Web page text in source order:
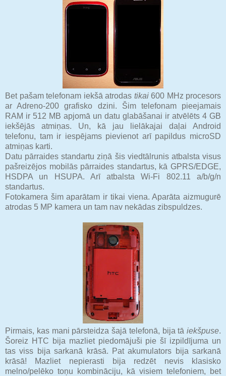
Bet pašam telefonam iekšā atrodas tikai600 MHz procesors
ar Adreno-200 grafisko dzini. Šim telefonam pieejamais
RAM ir 512 MB apjomā un datu glabāšanai ir atvēlēts 4 GB
iekšējās atmiņas. Un, kā jau lielākajai daļai Android
telefonu, tam ir iespējams pievienot arī papildus microSD
atmiņas karti.
Datu pārraides standartu ziņā šis viedtālrunis atbalsta visus
pašreizējos mobilās pārraides standartus, kā GPRS/EDGE,
HSDPA un HSUPA. Arī atbalsta Wi-Fi 802.11 a/b/g/n
standartus.
Fotokamera šim aparātam ir tikai viena. Aparāta aizmugurē
atrodas 5 MP kamera un tam nav nekādas zibspuldzes.
Pirmais, kas mani pārsteidza šajā telefonā, bija tā iekšpuse.
Šoreiz HTC bija mazliet piedomājuši pie šī izpildījuma un
tas viss bija sarkanā krāsā. Pat akumulators bija sarkanā
krāsā! Mazliet nepierasti bija redzēt nevis klasisko
melno/pelēko toņu kombināciju, kā visiem telefoniem, bet